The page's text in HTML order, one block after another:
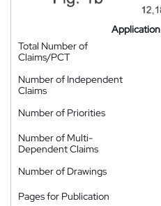
Total Number of
Claims/PCT
Number of Independent
Claims
Number of Priorities
Number of Multi-
Dependent Claims
Number of Drawings
Pages for Publication